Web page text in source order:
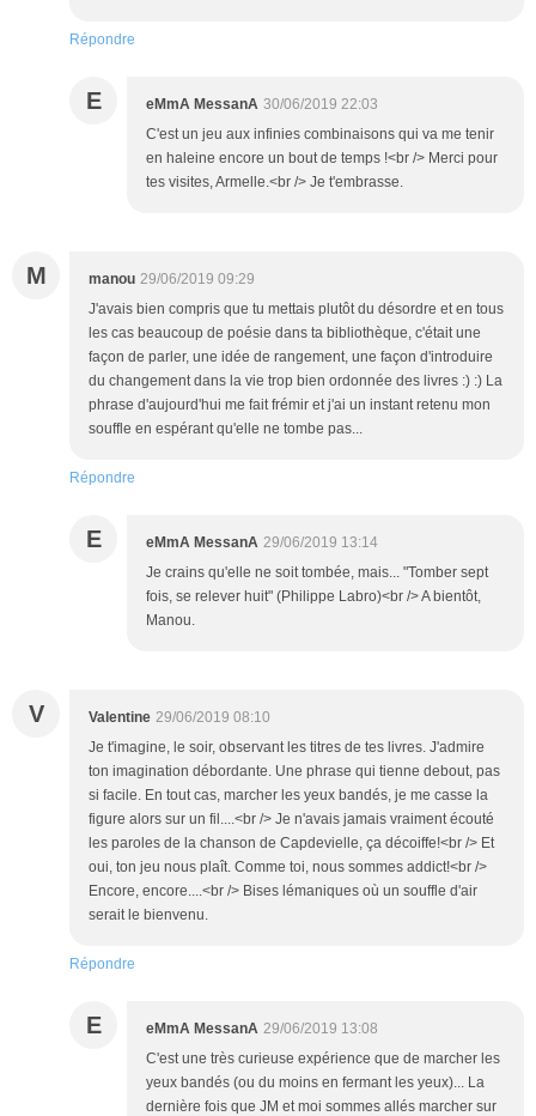
Répondre
E eMmA MessanA 30/06/2019 22:03
C'est un jeu aux infinies combinaisons qui va me tenir
en haleine encore un bout de temps !<br /> Merci pour
tes visites, Armelle.<br /> Je t'embrasse.
M manou 29/06/2019 09:29
J'avais bien compris que tu mettais plutôt du désordre et en tous
les cas beaucoup de poésie dans ta bibliothèque, c'était une
façon de parler, une idée de rangement, une façon d'introduire
du changement dans la vie trop bien ordonnée des livres :) :) La
phrase d'aujourd'hui me fait frémir et j'ai un instant retenu mon
souffle en espérant qu'elle ne tombe pas...
Répondre
E eMmA MessanA 29/06/2019 13:14
Je crains qu'elle ne soit tombée, mais... "Tomber sept
fois, se relever huit" (Philippe Labro)<br /> A bientôt,
Manou.
V Valentine 29/06/2019 08:10
Je t'imagine, le soir, observant les titres de tes livres. J'admire
ton imagination débordante. Une phrase qui tienne debout, pas
si facile. En tout cas, marcher les yeux bandés, je me casse la
figure alors sur un fil....<br /> Je n'avais jamais vraiment écouté
les paroles de la chanson de Capdevielle, ça décoiffe!<br /> Et
oui, ton jeu nous plaît. Comme toi, nous sommes addict!<br />
Encore, encore....<br /> Bises lémaniques où un souffle d'air
serait le bienvenu.
Répondre
E eMmA MessanA 29/06/2019 13:08
C'est une très curieuse expérience que de marcher les
yeux bandés (ou du moins en fermant les yeux)... La
dernière fois que JM et moi sommes allés marcher sur